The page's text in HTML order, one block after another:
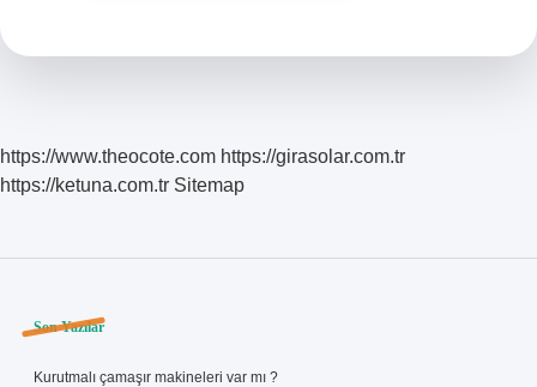
https://www.theocote.com https://girasolar.com.tr
https://ketuna.com.tr Sitemap
Sidebar
Son Yazılar
Kurutmalı çamaşır makineleri var mı ?